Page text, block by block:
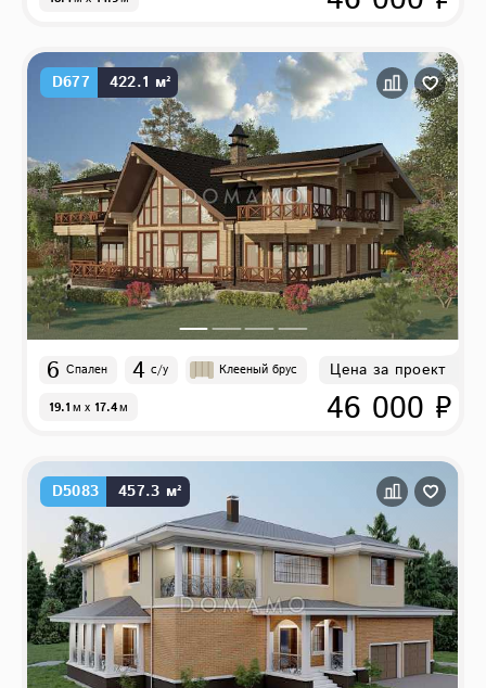
D677 422.1 м²
6 Спален 4 с/у Клееный брус
19.1м x 17.4м
Цена за проект
46 000 ₽
D5083 457.3 м²